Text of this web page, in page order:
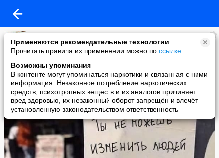
Применяются рекомендательные технологии
Прочитать правила их применении можно по ссылке
Возможны упоминания
В контенте могут упоминаться наркотики и связанная с ними
информация. Незаконное потребление наркотических
средств, психотропных веществ и их аналогов причиняет
вред здоровью, их незаконный оборот запрещён и влечёт
установленную законодательством ответственность
Лучшие приколы!
added a photo
16 Jun в 10:31